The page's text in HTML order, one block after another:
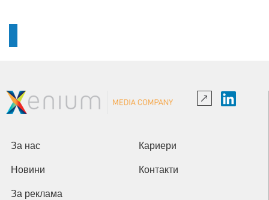
За нас Кариери
Новини Контакти
За реклама